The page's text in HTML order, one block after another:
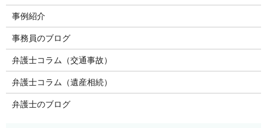
事例紹介
事務員のブログ
弁護士コラム（交通事故）
弁護士コラム（遺産相続）
弁護士のブログ